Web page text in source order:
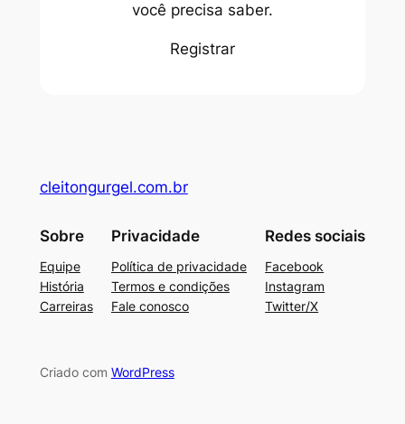
você precisa saber.
Registrar
cleitongurgel.com.br
Sobre
Equipe
História
Carreiras
Privacidade
Política de privacidade
Termos e condições
Fale conosco
Redes sociais
Facebook
Instagram
Twitter/X
Criado com WordPress